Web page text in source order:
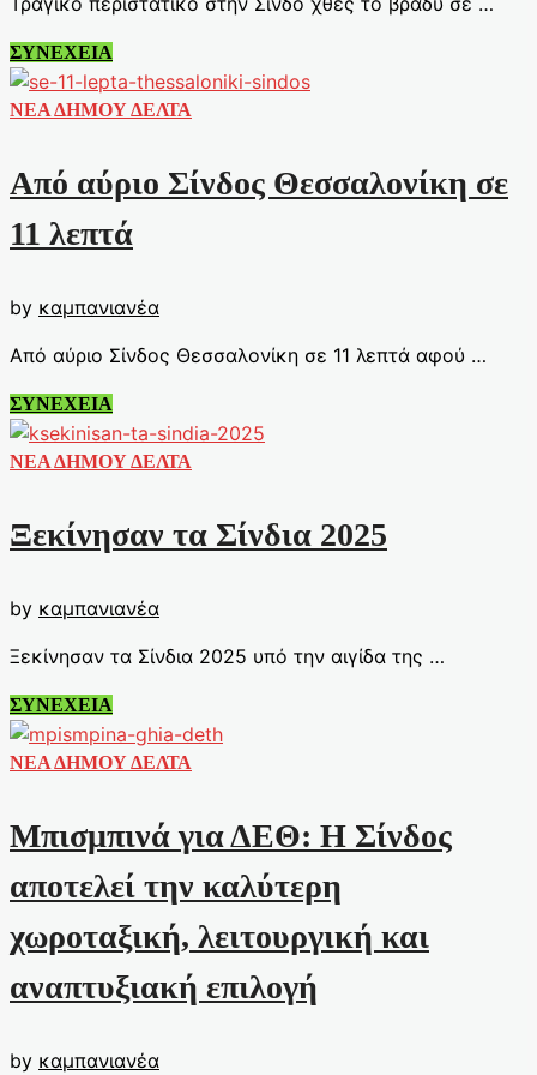
Τραγικό
περιστατικό
στην
ΣΥΝΕΧΕΙΑ
ΝΕΑ ΔΗΜΟΥ ΔΕΛΤΑ
Από αύριο Σίνδος Θεσσαλονίκη σε
11 λεπτά
by καμπανιανέα
Από αύριο Σίνδος Θεσσαλονίκη σε 11 λεπτά αφού …
Από
αύριο
Σίνδος
11
ΣΥΝΕΧΕΙΑ
ΝΕΑ ΔΗΜΟΥ ΔΕΛΤΑ
Ξεκίνησαν τα Σίνδια 2025
by καμπανιανέα
Ξεκίνησαν τα Σίνδια 2025 υπό την αιγίδα της …
Ξεκίνησαν
τα
Σίνδια
ΣΥΝΕΧΕΙΑ
ΝΕΑ ΔΗΜΟΥ ΔΕΛΤΑ
Μπισμπινά για ΔΕΘ: Η Σίνδος
αποτελεί την καλύτερη
χωροταξική, λειτουργική και
αναπτυξιακή επιλογή
by καμπανιανέα